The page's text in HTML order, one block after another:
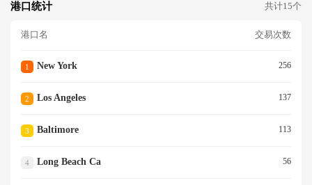
港口统计 共计15个
港口名 交易次数
1 New York 256
2 Los Angeles 137
3 Baltimore 113
4 Long Beach Ca 56